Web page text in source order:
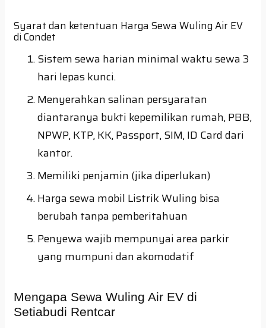
Syarat dan ketentuan Harga Sewa Wuling Air EV
di Condet
Sistem sewa harian minimal waktu sewa 3
hari lepas kunci.
Menyerahkan salinan persyaratan
diantaranya bukti kepemilikan rumah, PBB,
NPWP, KTP, KK, Passport, SIM, ID Card dari
kantor.
Memiliki penjamin (jika diperlukan)
Harga sewa mobil Listrik Wuling bisa
berubah tanpa pemberitahuan
Penyewa wajib mempunyai area parkir
yang mumpuni dan akomodatif
Mengapa Sewa Wuling Air EV di
Setiabudi Rentcar